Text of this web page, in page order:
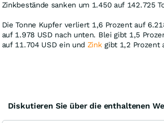
Zinkbestände sanken um 1.450 auf 142.725
Die Tonne Kupfer verliert 1,6 Prozent auf
auf 1.978 USD nach unten. Blei gibt 1,5
auf 11.704 USD ein und Zink gibt 1,2 Prozent
Diskutieren Sie über die enthaltenen